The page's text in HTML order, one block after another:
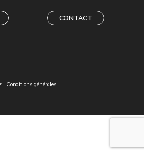
CONTACT
| Conditions générales